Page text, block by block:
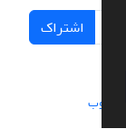
اشتراک
سیناوب